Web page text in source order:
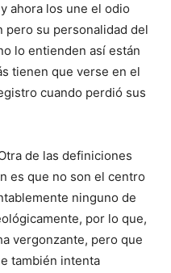
ahora los une el odio
pero su personalidad del
lo entienden así están
tienen que verse en el
cuando perdió sus
de las definiciones
es que no son el centro
ninguno de
por lo que,
vergonzante, pero que
también intenta